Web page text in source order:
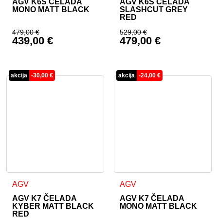
MONO MATT BLACK
479,00€
Izvirna cena je bila: 479,00 €.
439,00€
SLASHCUT GREY
RED
529,00€
Izvirna cena je bila:
479,00 €
akcija -30,00€
AGV
AGV K7 ČELADA
KYBER MATT BLACK
RED
Ta izdelek ima več različic. Možnosti lahko izberete na
akcija -24,00 €
AGV
AGV K7 ČELADA
MONO MATT BLACK
Ta izdelek ima več različic.